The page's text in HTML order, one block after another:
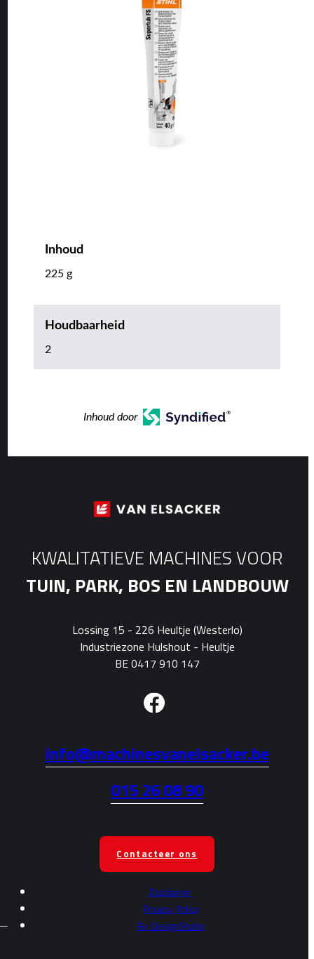
Inhoud
225 g
Houdbaarheid
2
Inhoud door
KWALITATIEVE MACHINES VOOR
TUIN, PARK, BOS EN LANDBOUW
Lossing 15 - 226 Heultje (Westerlo)
Industriezone Hulshout - Heultje
BE 0417 910 147
info@machinesvanelsacker.be
015 26 08 90
Contacteer ons
Disclaimer
Privacy Policy
By DesignStudio